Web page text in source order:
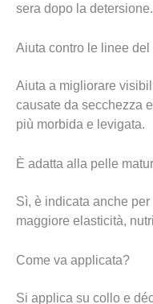
sera dopo la detersione.
Aiuta contro le linee
Aiuta a migliorare
causate da secchezza
più morbida e levigata.
È adatta alla pelle
Sì, è indicata anche
maggiore elasticità,
Come va applicata?
Si applica su collo e